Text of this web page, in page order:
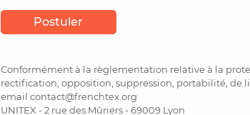
Conformément à la règlementation relative à la
rectification, opposition, suppression, portabilité, de
email contact@frenchtex.org
UNITEX - 2 rue des Mûriers - 69009 Lyon